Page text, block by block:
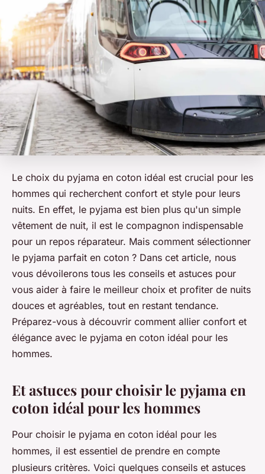
Le choix du pyjama en coton idéal est crucial pour les
hommes qui recherchent confort et style pour leurs
nuits. En effet, le pyjama est bien plus qu'un simple
vêtement de nuit, il est le compagnon indispensable
pour un repos réparateur. Mais comment sélectionner
le pyjama parfait en coton ? Dans cet article, nous
vous dévoilerons tous les conseils et astuces pour
vous aider à faire le meilleur choix et profiter de nuits
douces et agréables, tout en restant tendance.
Préparez-vous à découvrir comment allier confort et
élégance avec le pyjama en coton idéal pour les
hommes.
Et astuces pour choisir le pyjama en
coton idéal pour les hommes
Pour choisir le pyjama en coton idéal pour les
hommes, il est essentiel de prendre en compte
plusieurs critères. Voici quelques conseils et astuces